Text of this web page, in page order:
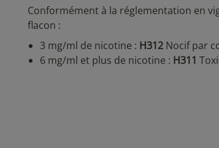
Conformément à la réglementation en
flacon :
3 mg/ml de nicotine : H312 Nocif par
6 mg/ml et plus de nicotine : H311